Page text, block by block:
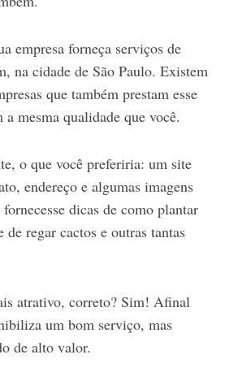
empresa forneça serviços de
na cidade de São Paulo. Existem
que também prestam esse
mesma qualidade que você.
o que você preferiria: um site
endereço e algumas imagens
dicas de como plantar
regar cactos e outras tantas
atrativo, correto? Sim! Afinal
um bom serviço, mas
de alto valor.